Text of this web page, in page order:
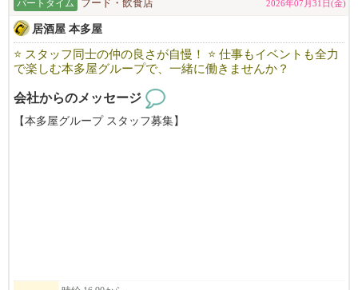
パートタイム フード・飲食店 2026年07月31日(金)
居酒屋 本多屋
⭐ スタッフ同士の仲の良さが自慢！ ⭐ 仕事もイベントも全力
で楽しむ本多屋グループで、一緒に働きませんか？
会社からのメッセージ
【本多屋グループ スタッフ募集】